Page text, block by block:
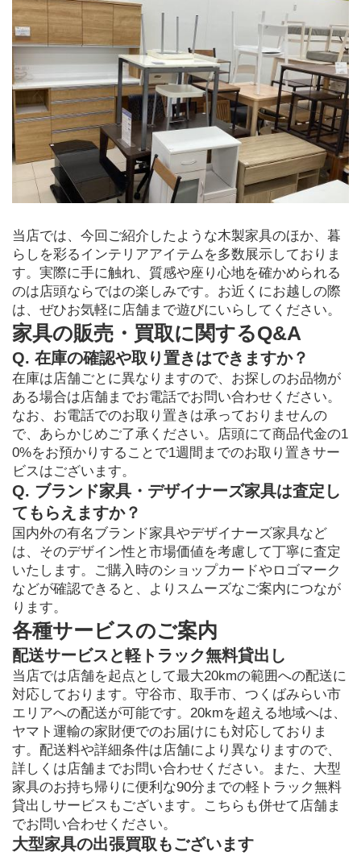
当店では、今回ご紹介したような木製家具のほか、暮
らしを彩るインテリアアイテムを多数展示しておりま
す。実際に手に触れ、質感や座り心地を確かめられる
のは店頭ならではの楽しみです。お近くにお越しの際
は、ぜひお気軽に店舗まで遊びにいらしてください。
家具の販売・買取に関するQ&A
Q. 在庫の確認や取り置きはできますか？
在庫は店舗ごとに異なりますので、お探しのお品物が
ある場合は店舗までお電話でお問い合わせください。
なお、お電話でのお取り置きは承っておりませんの
で、あらかじめご了承ください。店頭にて商品代金の1
0%をお預かりすることで1週間までのお取り置きサー
ビスはございます。
Q. ブランド家具・デザイナーズ家具は査定し
てもらえますか？
国内外の有名ブランド家具やデザイナーズ家具など
は、そのデザイン性と市場価値を考慮して丁寧に査定
いたします。ご購入時のショップカードやロゴマーク
などが確認できると、よりスムーズなご案内につなが
ります。
各種サービスのご案内
配送サービスと軽トラック無料貸出し
当店では店舗を起点として最大20kmの範囲への配送に
対応しております。守谷市、取手市、つくばみらい市
エリアへの配送が可能です。20kmを超える地域へは、
ヤマト運輸の家財便でのお届けにも対応しておりま
す。配送料や詳細条件は店舗により異なりますので、
詳しくは店舗までお問い合わせください。また、大型
家具のお持ち帰りに便利な90分までの軽トラック無料
貸出しサービスもございます。こちらも併せて店舗ま
でお問い合わせください。
大型家具の出張買取もございます